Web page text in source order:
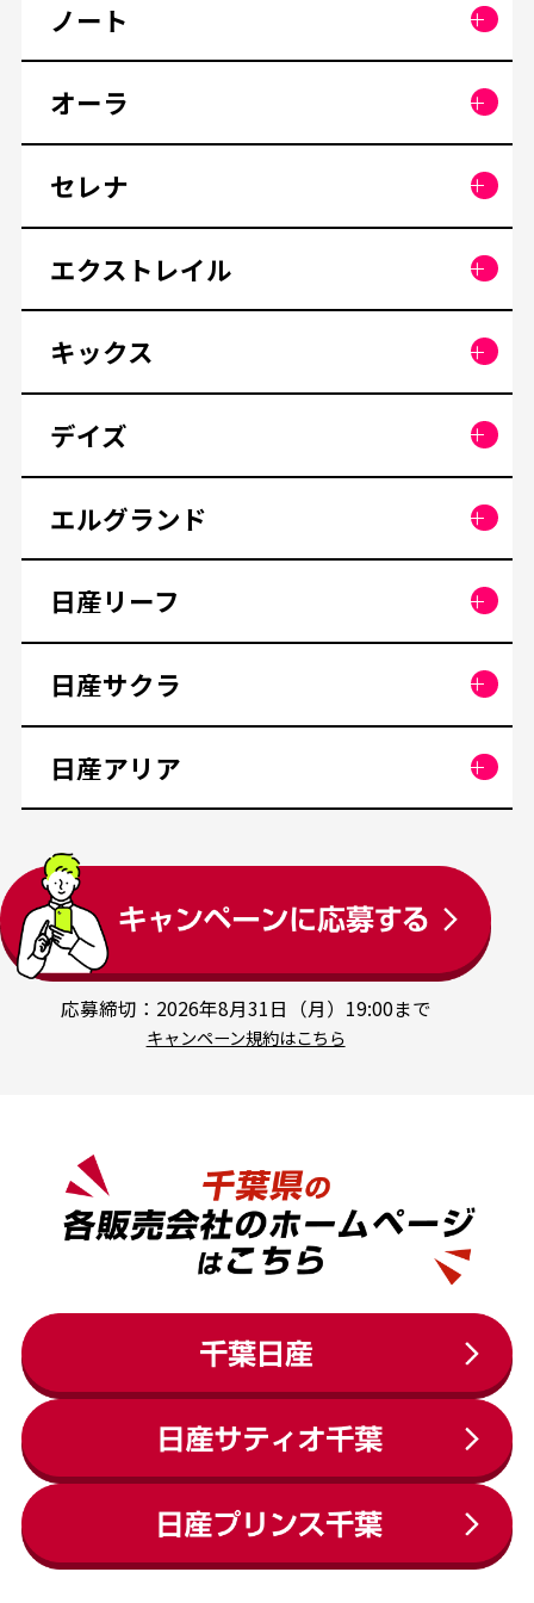
ノート
オーラ
セレナ
エクストレイル
キックス
デイズ
エルグランド
日産リーフ
日産サクラ
日産アリア
応募締切：2026年8月31日（月）19:00まで
キャンペーン規約はこちら